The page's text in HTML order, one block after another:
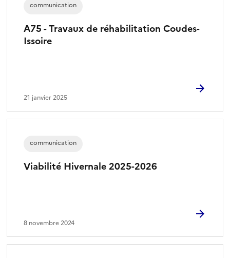
A75 - Travaux de réhabilitation Coudes-
Issoire
communication
21 janvier 2025
Viabilité Hivernale 2025-2026
communication
8 novembre 2024